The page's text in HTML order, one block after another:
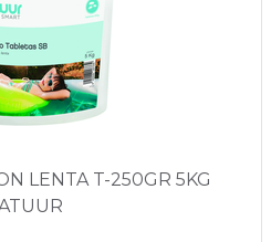
LENTA T-250GR 5KG